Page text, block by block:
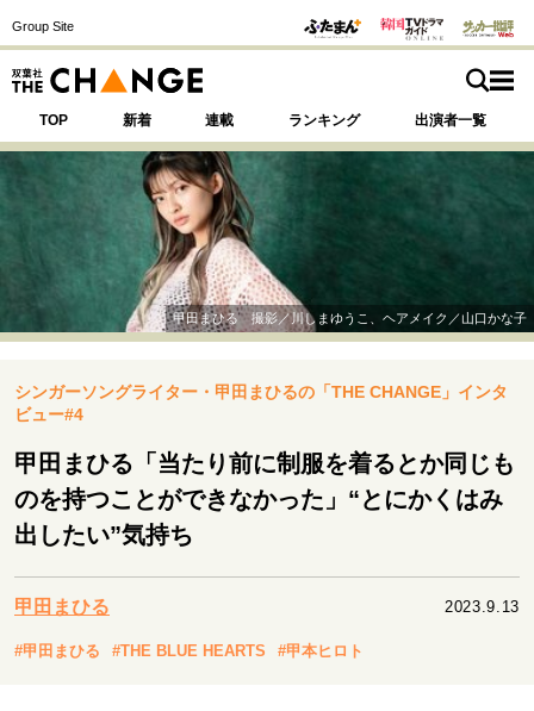
Group Site
TOP 新着 連載 ランキング 出演者一覧
注目の記事テーマで探す
運命を変えた出会い 決断の裏側
挫折からの再起
未知への挑戦
表現者の葛藤
人生が動いた日 10代の挫折と原点
キャリア・働き方
セカンドキャリアの描き方
独立という決断
大人の学び直し
甲田まひる 撮影／川しまゆうこ、ヘアメイク／山口かな子
シンガーソングライター・甲田まひるの「THE CHANGE」インタ
ビュー#4
甲田まひる「当たり前に制服を着るとか同じも
のを持つことができなかった」“とにかくはみ
出したい”気持ち
甲田まひる 2023.9.13
#甲田まひる #THE BLUE HEARTS #甲本ヒロト